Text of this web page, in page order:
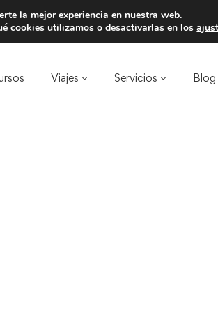
y llevaos un total de 75€
Viajes Servicios Blog
la mejor experiencia en nuestra web.
cookies utilizamos o desactivarlas en los